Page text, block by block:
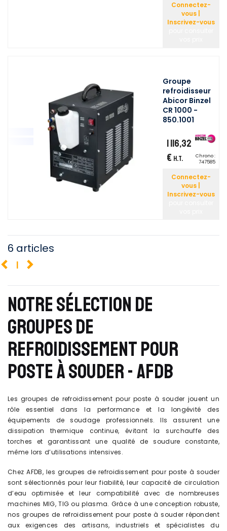
Connectez-
vous |
Inscrivez-vous
Groupe
refroidisseur
Abicor Binzel
CR 1000 -
850.1001
1 116,32
€ H.T.
Chrono :
747585
Connectez-
vous |
Inscrivez-vous
6 articles
1
NOTRE SÉLECTION DE
GROUPES DE
REFROIDISSEMENT POUR
POSTE À SOUDER - AFDB
Les groupes de refroidissement pour poste à souder jouent un
rôle essentiel dans la performance et la longévité des
équipements de soudage professionnels. Ils assurent une
dissipation thermique continue, évitant la surchauffe des
torches et garantissant une qualité de soudure constante,
même lors d’utilisations intensives.
Chez AFDB, les groupes de refroidissement pour poste à souder
sont sélectionnés pour leur fiabilité, leur capacité de circulation
d’eau optimisée et leur compatibilité avec de nombreuses
machines MIG, TIG ou plasma. Grâce à une conception robuste,
nos groupes de refroidissement pour poste à souder répondent
aux exigences des artisans, industriels et spécialistes du